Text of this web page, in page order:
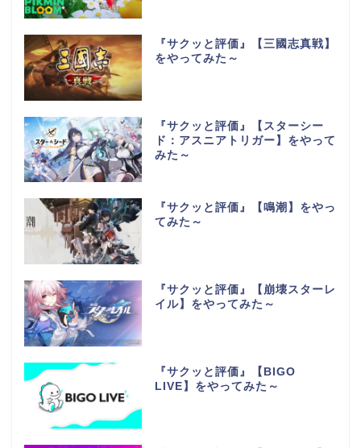
『サクッと評価』【三國志真戦】
をやってみた～
『サクッと評価』【スターシー
ド：アスニアトリガー】をやって
みた～
『サクッと評価』【鳴潮】をやっ
てみた～
『サクッと評価』【崩壊スターレ
イル】をやってみた～
『サクッと評価』【BIGO
LIVE】をやってみた～